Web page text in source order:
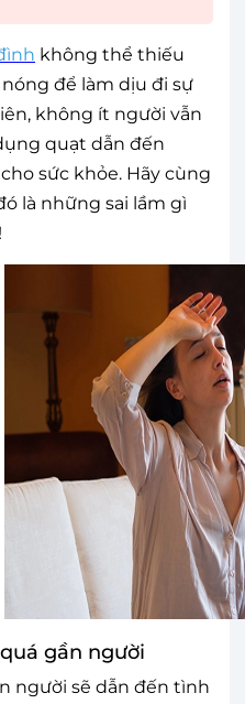
không thể thiếu
để làm dịu đi sự
không ít người vẫn
quạt dẫn đến
sức khỏe. Hãy cùng
là những sai lầm gì
gần người
người sẽ dẫn đến tình